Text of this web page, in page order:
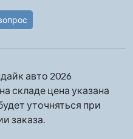
авто 2026
складе цена указана
уточняться при
заказа.